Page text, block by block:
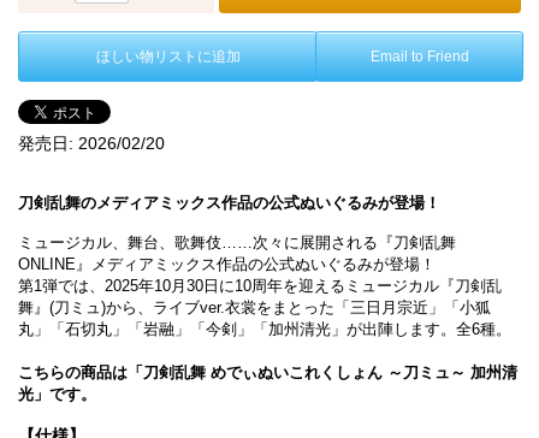
ほしい物リストに追加 Email to Friend
発売日: 2026/02/20
刀剣乱舞のメディアミックス作品の公式ぬいぐるみが登場！
ミュージカル、舞台、歌舞伎……次々に展開される『刀剣乱舞
ONLINE』メディアミックス作品の公式ぬいぐるみが登場！
第1弾では、2025年10月30日に10周年を迎えるミュージカル『刀剣乱
舞』(刀ミュ)から、ライブver.衣裳をまとった「三日月宗近」「小狐
丸」「石切丸」「岩融」「今剣」「加州清光」が出陣します。全6種。
こちらの商品は「刀剣乱舞 めでぃぬいこれくしょん ～刀ミュ～ 加州清
光」です。